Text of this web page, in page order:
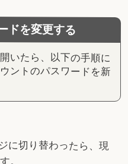
ドを変更する
いたら、以下の手順に
ントのパスワードを新
に切り替わったら、現
。